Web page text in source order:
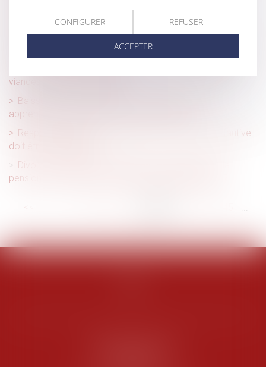
commodité ?
Licenciement économique et priorité de réembauche :
quel impact en cas d’oubli ?
viandes dans les restaurants
Baisse des exonérations de cotisations pour les
apprentis : Quelles sont les nouvelles règles ?
Responsabilité des constructeurs : une immixtion fautive
doit être caractérisée
Divorce et remariage : quelles conséquences sur la
pension alimentaire et la prestation compensatoire ?
> >>
CONFIGURER REFUSER
ACCEPTER